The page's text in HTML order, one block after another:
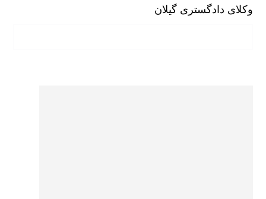
وکلای دادگستری گیلان